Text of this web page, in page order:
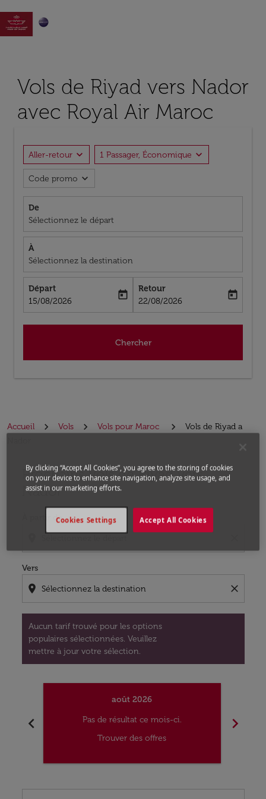

Vols de Riyad vers Nador
avec Royal Air Maroc
Aller-retour expand_more 1 Passager, Économique expand_more
Code promo expand_more
De
Sélectionnez le départ
À
Sélectionnez la destination
Départ
fc-booking-departure-date-aria-label
15/08/2026
today
Retour
fc-booking-return-date-aria-label
22/08/2026
today
Chercher
Accueil Vols Vols pour Maroc
Vols de Riyad a
Prochains Vols de Riyad vers
Nador
À partir de
Vers
location_on close
Aucun tarif trouvé pour les options
populaires sélectionnées. Veuillez
mettre à jour votre sélection.
Aucun tarif trouvé pour les options populaires
chevron_left
août 2026
Pas de résultat ce mois-ci.
Trouver des offres
chevron_right
By clicking “Accept All Cookies”, you agree to the storing of cookies
on your device to enhance site navigation, analyze site usage, and
assist in our marketing efforts.
Accept All Cookies
Cookies Settings